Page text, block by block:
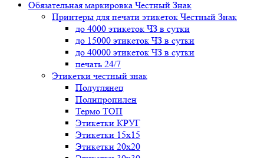
Обязательная маркировка Честный Знак
Принтеры для печати этикеток Честный Знак
до 4000 этикеток ЧЗ в сутки
до 15000 этикеток ЧЗ в сутки
до 40000 этикеток ЧЗ в сутки
печать 24/7
Этикетки честный знак
Полуглянец
Полипропилен
Термо ТОП
Этикетки КРУГ
Этикетки 15х15
Этикетки 20х20